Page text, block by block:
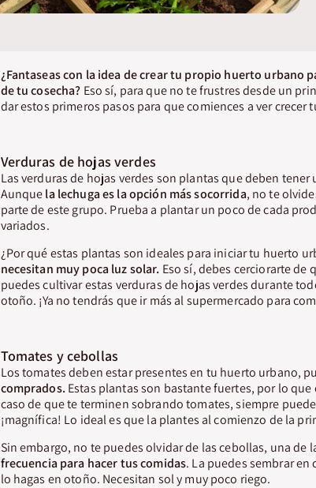
¿Fantaseas con la idea de crear tu propio huerto
de tu cosecha? Eso sí, para que no te frustres desde un
dar estos primeros pasos para que comiences a ver crecer
Verduras de hojas verdes
Las verduras de hojas verdes son plantas que deben
Aunquela lechuga es la opción más socorrida, no te
parte de este grupo. Prueba a plantar un poco de cada
variados.
¿Por qué estas plantas son ideales para iniciar tu huerto
necesitan muy poca luz solar. Eso sí, debes cerciorarte de
puedes cultivar estas verduras de hojas verdes durante
otoño. ¡Ya no tendrás que ir más al supermercado para
Tomates y cebollas
Los tomates deben estar presentes en tu huerto urbano,
comprados. Estas plantas son bastante fuertes, por lo
caso de que te terminen sobrando tomates, siempre
¡magnífica! Lo ideal es que la plantes al comienzo de la
Sin embargo, no te puedes olvidar de las cebollas, una de
frecuencia para hacer tus comidas. La puedes sembrar
lo hagas en otoño. Necesitan sol y muy poco riego.